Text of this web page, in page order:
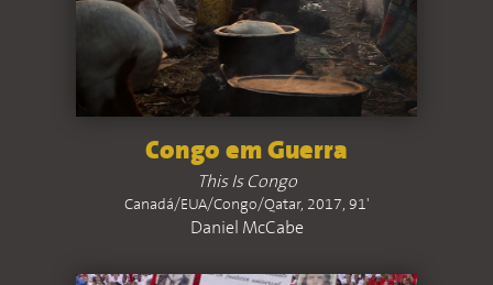
Congo em Guerra
This Is Congo
Canadá/EUA/Congo/Qatar, 2017, 91'
Daniel McCabe